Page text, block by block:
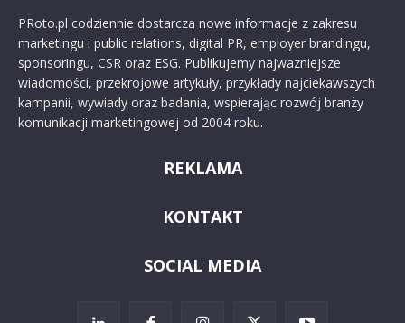
PRoto.pl codziennie dostarcza nowe informacje z zakresu
marketingu i public relations, digital PR, employer brandingu,
sponsoringu, CSR oraz ESG. Publikujemy najważniejsze
wiadomości, przekrojowe artykuły, przykłady najciekawszych
kampanii, wywiady oraz badania, wspierając rozwój branży
komunikacji marketingowej od 2004 roku.
REKLAMA
KONTAKT
SOCIAL MEDIA